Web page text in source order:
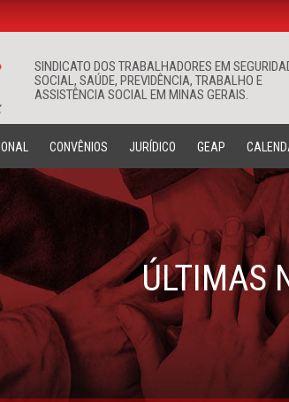
SINDICATO DOS TRABALHADORES EM
SOCIAL, SAÚDE, PREVIDÊNCIA, TRABALHO E
ASSISTÊNCIA SOCIAL EM MINAS GERAIS.
CONVÊNIOS JURÍDICO GEAP
ÚLTIMAS